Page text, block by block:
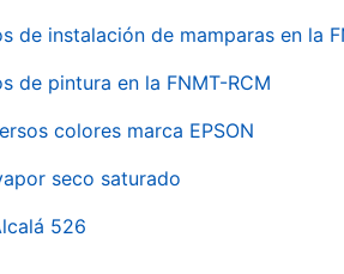
de instalación de mamparas en la
de pintura en la FNMT-RCM
colores marca EPSON
seco saturado
526